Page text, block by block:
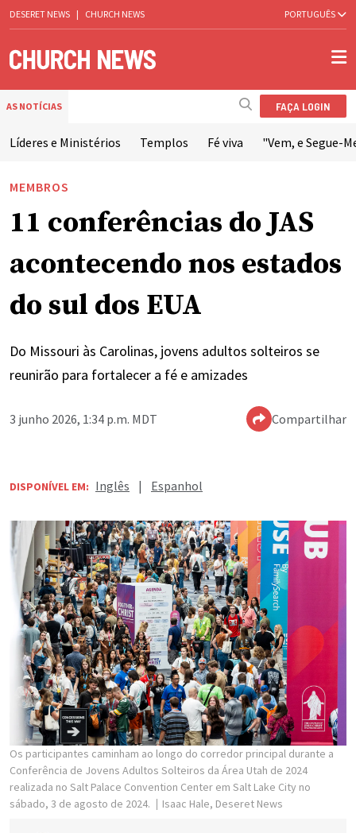
DESERET NEWS | CHURCH NEWS PORTUGUÊS
AS NOTÍCIAS FAÇA LOGIN
Líderes e Ministérios Templos Fé viva "Vem, e Segue-
MEMBROS
11 conferências do JAS
acontecendo nos estados
do sul dos EUA
Do Missouri às Carolinas, jovens adultos solteiros se
reunirão para fortalecer a fé e amizades
3 junho 2026, 1:34 p.m. MDT Compartilhar
DISPONÍVEL EM: Inglês | Espanhol
Os participantes caminham ao longo do corredor principal durante a
Conferência de Jovens Adultos Solteiros da Área Utah de 2024
realizada no Salt Palace Convention Center em Salt Lake City no
sábado, 3 de agosto de 2024.
Isaac Hale, Deseret News